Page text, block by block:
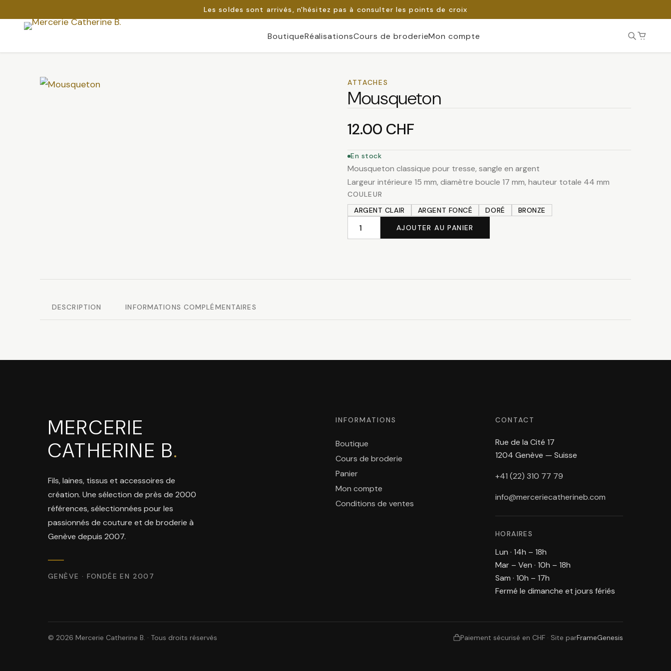
Les soldes sont arrivés, n'hésitez pas à consulter les points de croix
BoutiqueRéalisationsCours de broderieMon compte
ATTACHES
Mousqueton
12.00 CHF
En stock
Mousqueton classique pour tresse, sangle en argent
Largeur intérieure 15 mm, diamètre boucle 17 mm, hauteur totale 44 mm
COULEUR
ARGENT CLAIR
ARGENT FONCÉ DORÉ BRONZE
quantité
AJOUTER AU PANIER
DESCRIPTION INFORMATIONS COMPLÉMENTAIRES
MERCERIE
CATHERINE B.
Fils, laines, tissus et accessoires de
création. Une sélection de près de 2000
références, sélectionnées pour les
passionnés de couture et de broderie à
Genève depuis 2007.
GENÈVE · FONDÉE EN 2007
INFORMATIONS
Boutique
Cours de broderie
Panier
Mon compte
Conditions de ventes
CONTACT
Rue de la Cité 17
1204 Genève — Suisse
+41 (22) 310 77 79
info@merceriecatherineb.com
HORAIRES
Lun · 14h – 18h
Mar – Ven · 10h – 18h
Sam · 10h – 17h
Fermé le dimanche et jours fériés
© 2026 Mercerie Catherine B. · Tous droits réservés Paiement sécurisé en CHF · Site parFrameGenesis